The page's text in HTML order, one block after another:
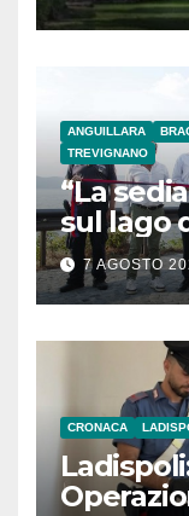
ANGUILLARA
TREVIGNANO
“La
sul lago
7 AGOSTO
CRONACA